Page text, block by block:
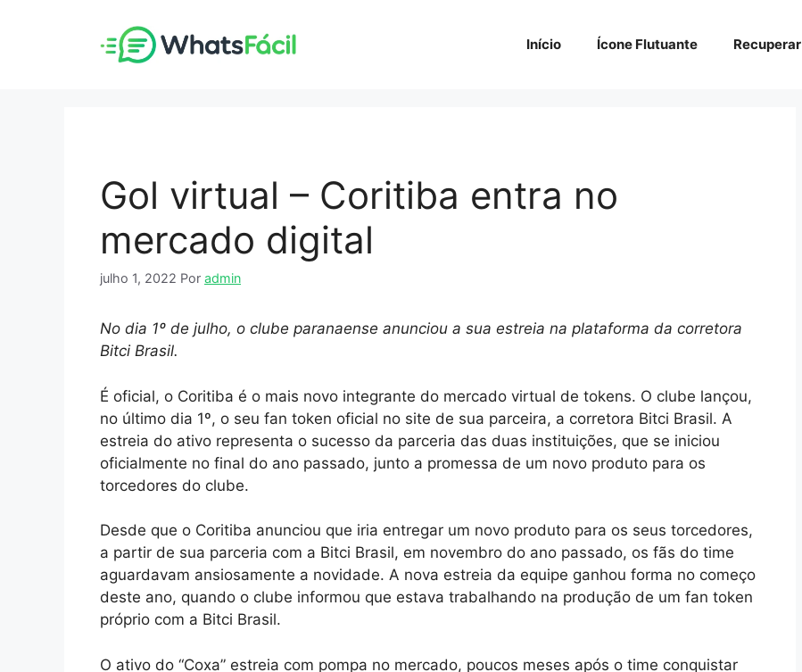
Início Ícone Flutuante Recuperar
Gol virtual – Coritiba entra no
mercado digital
julho 1, 2022 Por admin
No dia 1º de julho, o clube paranaense anunciou a sua estreia na plataforma da corretora
Bitci Brasil.
É oficial, o Coritiba é o mais novo integrante do mercado virtual de tokens. O clube lançou,
no último dia 1º, o seu fan token oficial no site de sua parceira, a corretora Bitci Brasil. A
estreia do ativo representa o sucesso da parceria das duas instituições, que se iniciou
oficialmente no final do ano passado, junto a promessa de um novo produto para os
torcedores do clube.
Desde que o Coritiba anunciou que iria entregar um novo produto para os seus torcedores,
a partir de sua parceria com a Bitci Brasil, em novembro do ano passado, os fãs do time
aguardavam ansiosamente a novidade. A nova estreia da equipe ganhou forma no começo
deste ano, quando o clube informou que estava trabalhando na produção de um fan token
próprio com a Bitci Brasil.
O ativo do “Coxa” estreia com pompa no mercado, poucos meses após o time conquistar